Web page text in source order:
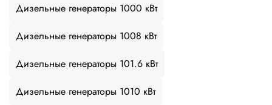
Дизельные генераторы 1000 кВт
Дизельные генераторы 1008 кВт
Дизельные генераторы 101.6 кВт
Дизельные генераторы 1010 кВт